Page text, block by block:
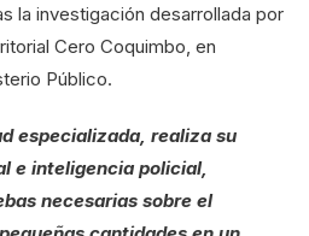
la investigación desarrollada por
Cero Coquimbo, en
Público.
especializada, realiza su
e inteligencia policial,
necesarias sobre el